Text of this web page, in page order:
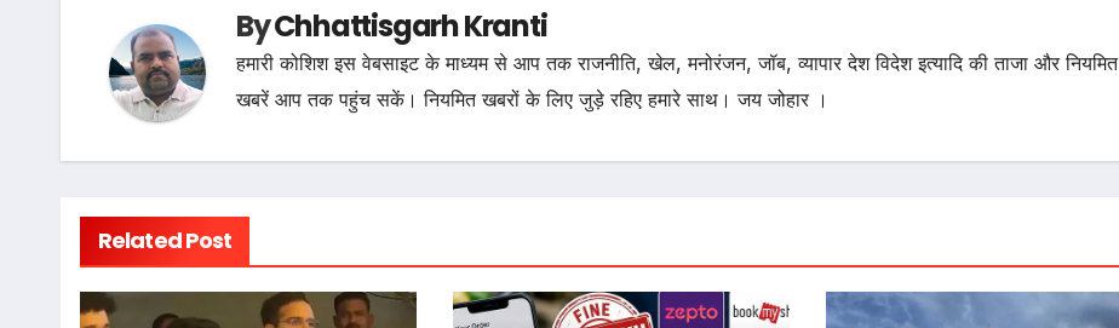
ByChhattisgarh Kranti
हमारी कोशिश इस वेबसाइट के माध्यम से आप तक राजनीति, खेल, मनोरंजन, जॉब, व्यापार देश विदेश इत्यादि की ताजा और नियमित
खबरें आप तक पहुंच सकें। नियमित खबरों के लिए जुड़े रहिए हमारे साथ। जय जोहार ।
Related Post